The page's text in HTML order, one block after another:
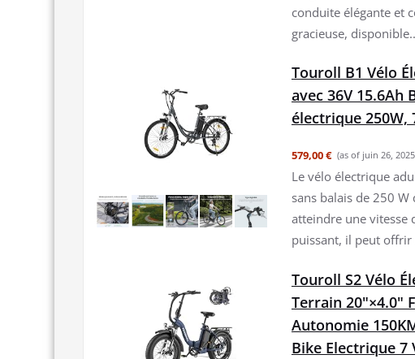
conduite élégante et
gracieuse,
Touroll B1 Vélo
avec 36V 15.6Ah
électrique 250W,
579,00 € (as of juin 26,
Le vélo électrique
sans balais de 250
atteindre une vitesse
puissant, il peut offrir
Touroll S2 Vélo
Terrain 20"×4.0"
Autonomie
Bike Electrique 7